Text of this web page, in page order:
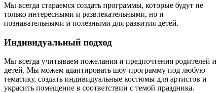
Мы всегда стараемся создать программы, которые будут не
только интересными и развлекательными, но и
познавательными и полезными для развития детей.
Индивидуальный подход
Мы всегда учитываем пожелания и предпочтения родителей и
детей. Мы можем адаптировать шоу-программу под любую
тематику, создать индивидуальные костюмы для артистов и
украсить помещение в соответствии с темой праздника.